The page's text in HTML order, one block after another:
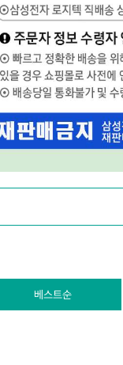
상호/대표자
베스트순